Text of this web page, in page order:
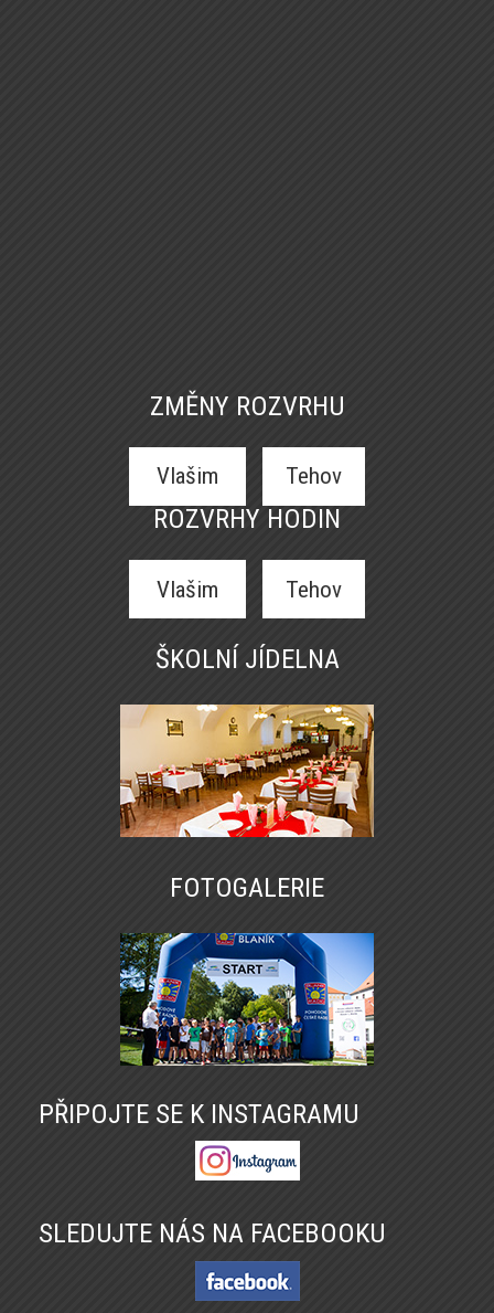
ZMĚNY ROZVRHU
Vlašim Tehov
ROZVRHY HODIN
Vlašim Tehov
ŠKOLNÍ JÍDELNA
FOTOGALERIE
PŘIPOJTE SE K INSTAGRAMU
SLEDUJTE NÁS NA FACEBOOKU